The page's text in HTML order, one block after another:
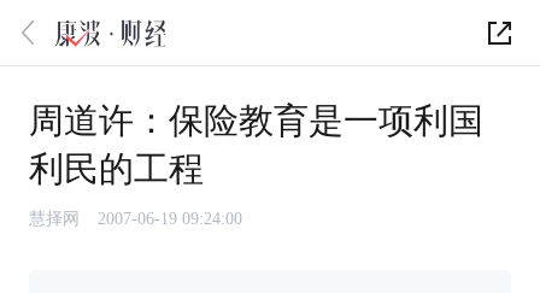
周道许：保险教育是一项利国
利民的工程
慧择网 2007-06-19 09:24:00